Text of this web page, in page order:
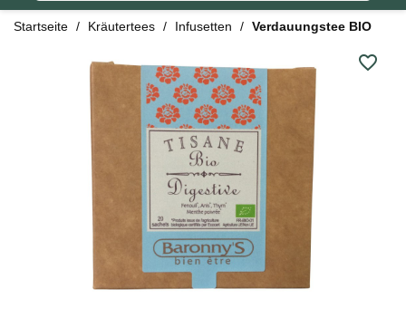
Startseite Kräutertees Infusetten Verdauungstee BIO
favorite_border